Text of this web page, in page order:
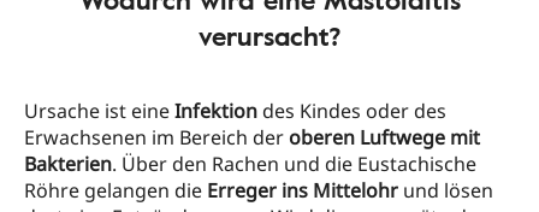
verursacht?
Ursache ist eineInfektiondes Kindes oder des
Erwachsenen im Bereich der oberen Luftwege mit
Bakterien. Über den Rachen und die Eustachische
Röhre gelangen die Erreger ins Mittelohr und lösen